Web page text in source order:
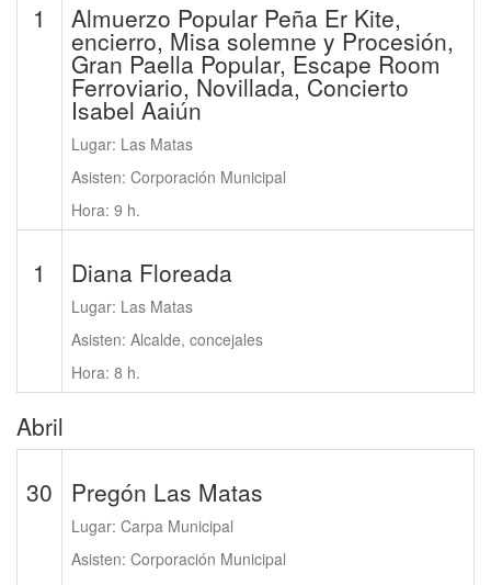
1 Almuerzo Popular Peña Er Kite,
encierro, Misa solemne y Procesión,
Gran Paella Popular, Escape Room
Ferroviario, Novillada, Concierto
Isabel Aaiún
Lugar: Las Matas
Asisten: Corporación Municipal
Hora: 9 h.
1 Diana Floreada
Lugar: Las Matas
Asisten: Alcalde, concejales
Hora: 8 h.
Abril
30
Pregón Las Matas
Lugar: Carpa Municipal
Asisten: Corporación Municipal